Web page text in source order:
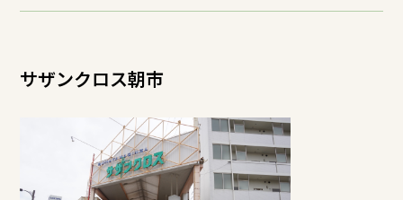
サザンクロス朝市